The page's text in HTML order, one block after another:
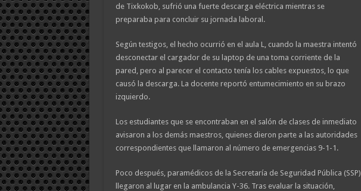
de Tixkokob, sufrió una fuerte descarga eléctrica mientras se
preparaba para concluir su jornada laboral.
Según testigos, el hecho ocurrió en el aula L, cuando la maestra intentó
desconectar el cargador de su laptop de una toma corriente de la
pared, pero al parecer el contacto tenía los cables expuestos, lo que
causó la descarga. La docente reportó entumecimiento en su brazo
izquierdo.
Los estudiantes que se encontraban en el salón de clases de inmediato
avisaron a los demás maestros, quienes dieron parte a las autoridades
correspondientes que llamaron al número de emergencias 9-1-1.
Poco después, paramédicos de la Secretaría de Seguridad Pública (SSP)
llegaron al lugar en la ambulancia Y-36. Tras evaluar la situación,